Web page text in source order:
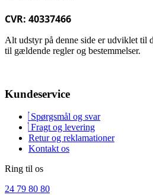
CVR: 40337466
Alt udstyr på denne side er udviklet til
til gældende regler og bestemmelser.
Kundeservice
Spørgsmål og svar
Fragt og levering
Retur og reklamationer
Kontakt os
Ring til os
24 79 80 80